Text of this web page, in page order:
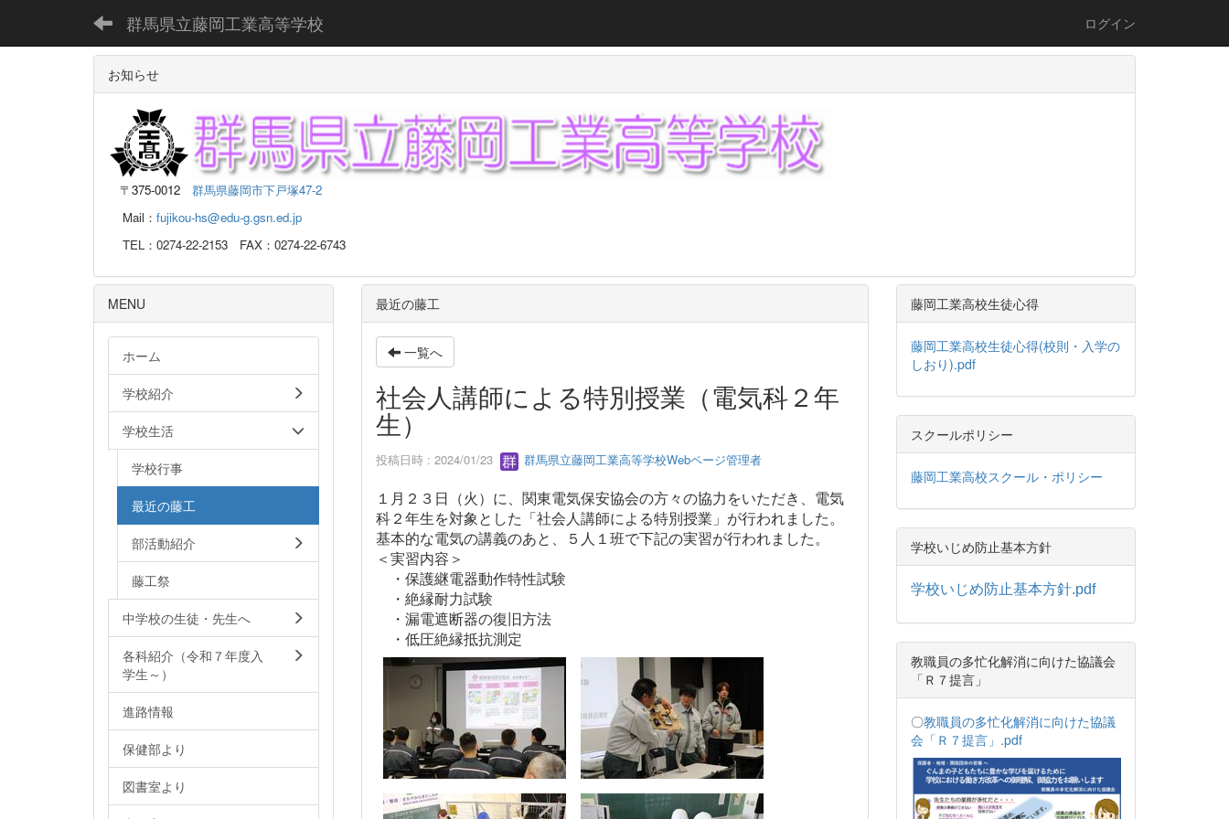
群馬県立藤岡工業高等学校 ログイン
お知らせ
〒375-0012
群馬県藤岡市下戸塚47-2
Mail： fujikou-hs@edu-g.gsn.ed.jp
TEL：0274-22-2153 FAX：0274-22-6743
最近の藤工
一覧へ
社会人講師による特別授業（電気科２年
生）
投稿日時 : 2024/01/23 群馬県立藤岡工業高等学校Webページ管理者
１月２３日（火）に、関東電気保安協会の方々の協力をいただき、電気
科２年生を対象とした「社会人講師による特別授業」が行われました。
基本的な電気の講義のあと、５人１班で下記の実習が行われました。
＜実習内容＞
・保護継電器動作特性試験
・絶縁耐力試験
・漏電遮断器の復旧方法
・低圧絶縁抵抗測定
MENU
ホーム
学校紹介
学校生活
学校行事
最近の藤工
部活動紹介
藤工祭
中学校の生徒・先生へ
各科紹介（令和７年度入
学生～）
進路情報
保健部より
図書室より
藤岡工業高校生徒心得
藤岡工業高校生徒心得(校則・入学の
しおり).pdf
スクールポリシー
藤岡工業高校スクール・ポリシー
学校いじめ防止基本方針
学校いじめ防止基本方針.pdf
教職員の多忙化解消に向けた協議会
「Ｒ７提言」
〇教職員の多忙化解消に向けた協議
会「Ｒ７提言」.pdf